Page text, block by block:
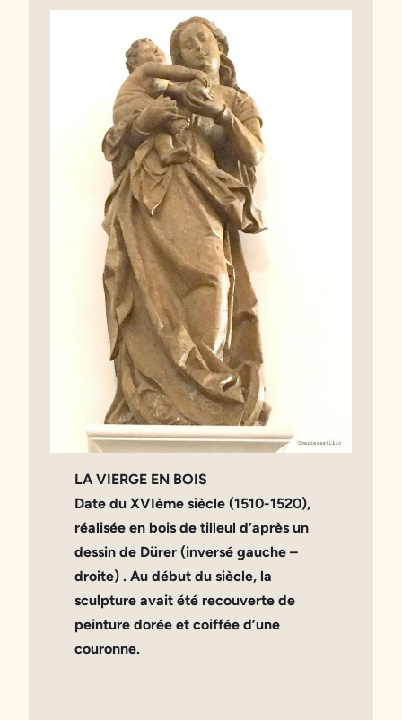
LA VIERGE EN BOIS
Date du XVIème siècle(1510-1520),
réalisée en bois de tilleul d’après un
dessin de Dürer (inversé gauche –
droite) . Au début du siècle, la
sculpture avait été recouverte de
peinture dorée et coiffée d’une
couronne.